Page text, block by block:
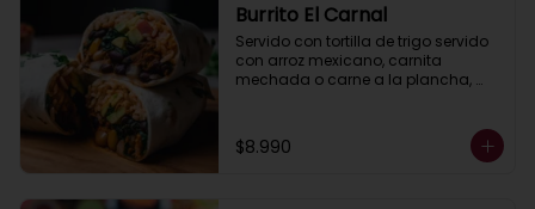
Burrito El Carnal
Servido con tortilla de trigo servido
con arroz mexicano, carnita
mechada o carne a la plancha,
ranch (crema ácida).
$8.990